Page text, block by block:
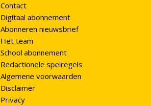
Contact
Digitaal abonnement
Abonneren nieuwsbrief
Het team
School abonnement
Redactionele spelregels
Algemene voorwaarden
Disclaimer
Privacy